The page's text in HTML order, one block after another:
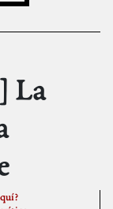
La